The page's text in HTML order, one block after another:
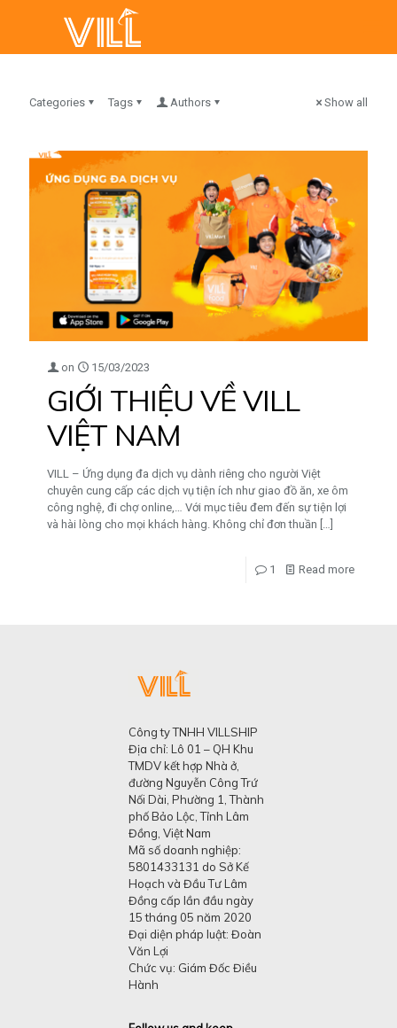
Categories Tags Authors Show all
on 15/03/2023
GIỚI THIỆU VỀ VILL
VIỆT NAM
VILL – Ứng dụng đa dịch vụ dành riêng cho người Việt
chuyên cung cấp các dịch vụ tiện ích như giao đồ ăn, xe ôm
công nghệ, đi chợ online,… Với mục tiêu đem đến sự tiện lợi
và hài lòng cho mọi khách hàng. Không chỉ đơn thuần […]
1 Read more
Công ty TNHH VILLSHIP
Địa chỉ: Lô 01 – QH Khu
TMDV kết hợp Nhà ở,
đường Nguyễn Công Trứ
Nối Dài, Phường 1, Thành
phố Bảo Lộc, Tỉnh Lâm
Đồng, Việt Nam
Mã số doanh nghiệp:
5801433131 do Sở Kế
Hoạch và Đầu Tư Lâm
Đồng cấp lần đầu ngày
15 tháng 05 năm 2020
Đại diện pháp luật: Đoàn
Văn Lợi
Chức vụ: Giám Đốc Điều
Hành